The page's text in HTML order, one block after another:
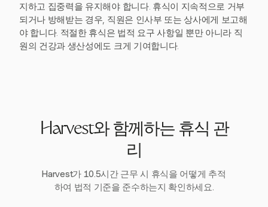
지하고 집중력을 유지해야 합니다. 휴식이 지속적으로 거부
되거나 방해받는 경우, 직원은 인사부 또는 상사에게 보고해
야 합니다. 적절한 휴식은 법적 요구 사항일 뿐만 아니라 직
원의 건강과 생산성에도 크게 기여합니다.
Harvest와 함께하는 휴식 관
리
Harvest가 10.5시간 근무 시 휴식을 어떻게 추적
하여 법적 기준을 준수하는지 확인하세요.